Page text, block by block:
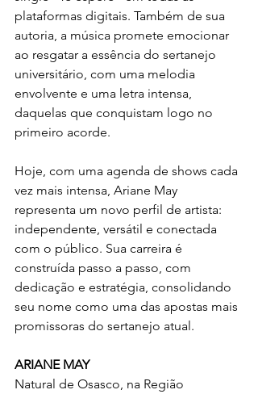
plataformas digitais. Também de sua
autoria, a música promete emocionar
ao resgatar a essência do sertanejo
universitário, com uma melodia
envolvente e uma letra intensa,
daquelas que conquistam logo no
primeiro acorde.
Hoje, com uma agenda de shows cada
vez mais intensa, Ariane May
representa um novo perfil de artista:
independente, versátil e conectada
com o público. Sua carreira é
construída passo a passo, com
dedicação e estratégia, consolidando
seu nome como uma das apostas mais
promissoras do sertanejo atual.
ARIANE MAY
Natural de Osasco, na Região